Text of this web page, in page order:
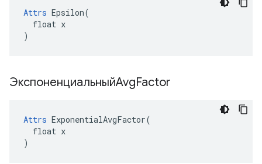
Attrs Epsilon(
  float x
)
ЭкспоненциальныйAvgFactor
Attrs ExponentialAvgFactor(
  float x
)